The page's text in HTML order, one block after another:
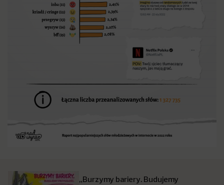
„Burzymy bariery. Budujemy